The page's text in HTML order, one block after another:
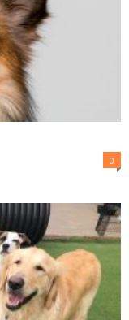
0